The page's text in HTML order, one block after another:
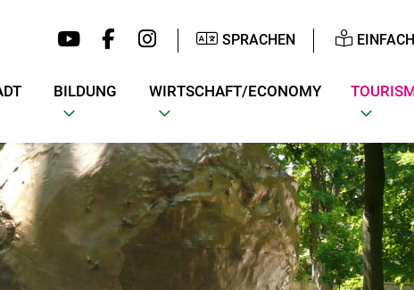
SPRACHEN
BILDUNG WIRTSCHAFT/ECONOMY